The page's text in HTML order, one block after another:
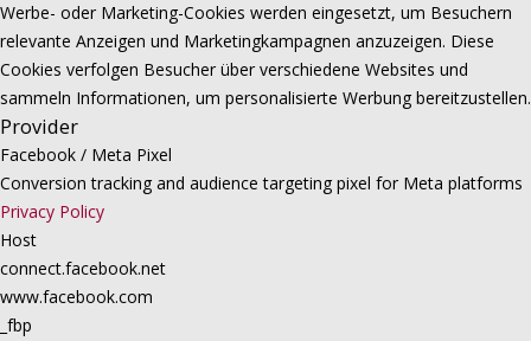
Werbe- oder Marketing-Cookies werden eingesetzt, um Besuchern
relevante Anzeigen und Marketingkampagnen anzuzeigen. Diese
Cookies verfolgen Besucher über verschiedene Websites und
sammeln Informationen, um personalisierte Werbung bereitzustellen.
Provider
Facebook / Meta Pixel
Conversion tracking and audience targeting pixel for Meta platforms
Privacy Policy
Host
connect.facebook.net
www.facebook.com
_fbp